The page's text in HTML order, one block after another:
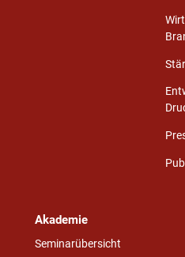
Akademie
Seminarübersicht